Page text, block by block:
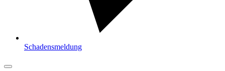
Schadensmeldung